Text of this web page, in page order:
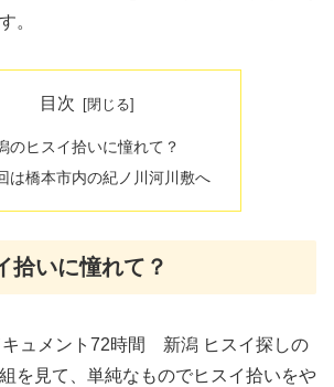
。
目次
のヒスイ拾いに憧れて？
は橋本市内の紀ノ川河川敷へ
拾いに憧れて？
ュメント72時間 新潟 ヒスイ探しの
を見て、単純なものでヒスイ拾いをや